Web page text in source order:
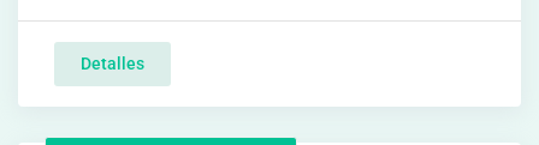
Detalles